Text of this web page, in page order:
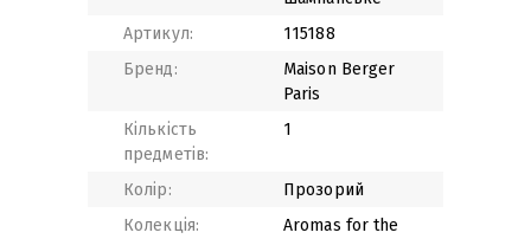
Артикул:
115188
Бренд:
Maison Berger
Paris
Кількість
предметів:
1
Колір:
Прозорий
Колекція:
Aromas for the